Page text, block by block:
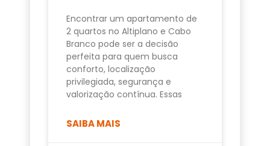
Encontrar um apartamento de
2 quartos no Altiplano e Cabo
Branco pode ser a decisão
perfeita para quem busca
conforto, localização
privilegiada, segurança e
valorização contínua. Essas
SAIBA MAIS